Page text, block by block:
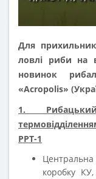
Для
ловлі риби на
новинок
«Acropolis»
1. Рибацький
РРТ-1
Центральна
коробку